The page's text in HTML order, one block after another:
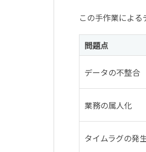
この手作業による
問題点
データの不整合
業務の属人化
タイムラグの発